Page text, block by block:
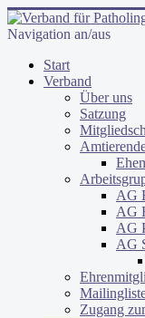
Navigation an/aus
Start
Verband
Über uns
Satzung
AG
AG
AG
AG
Zugang